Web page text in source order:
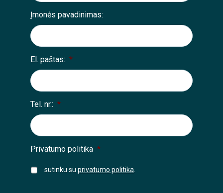
Įmonės pavadinimas:
El. paštas: *
Tel. nr.: *
Privatumo politika *
sutinku su privatumo politika